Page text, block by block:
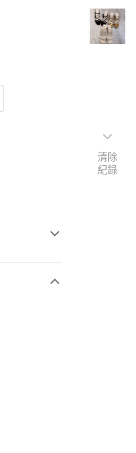
清除
紀錄